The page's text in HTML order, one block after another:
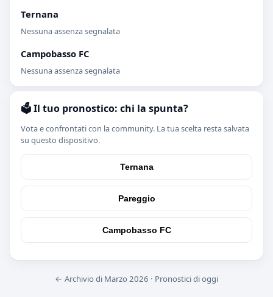
Ternana
Nessuna assenza segnalata
Campobasso FC
Nessuna assenza segnalata
🗳️ Il tuo pronostico: chi la spunta?
Vota e confrontati con la community. La tua scelta resta salvata
su questo dispositivo.
Ternana
Pareggio
Campobasso FC
← Archivio di Marzo 2026 · Pronostici di oggi